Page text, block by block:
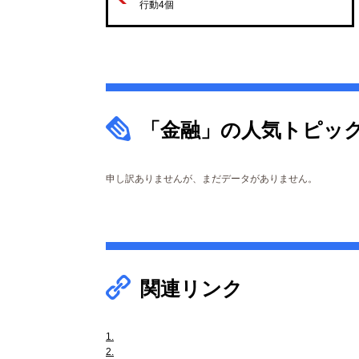
行動4個
「金融」の人気トピッ
申し訳ありませんが、まだデータがありません。
関連リンク
1.
2.